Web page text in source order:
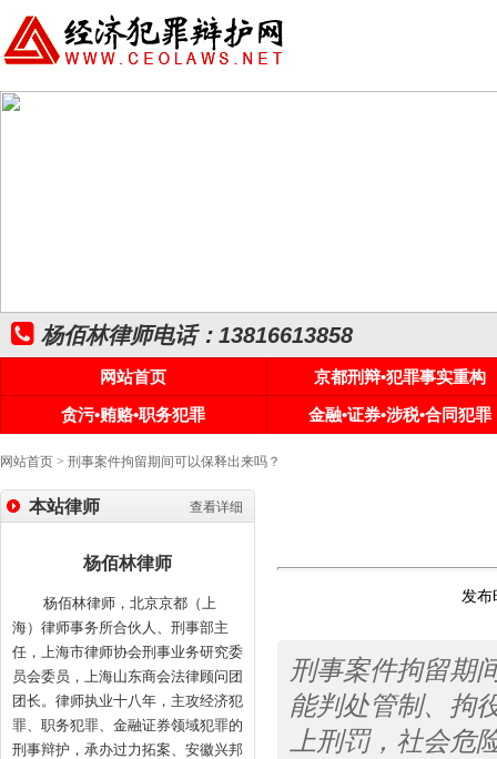
杨佰林律师电话：13816613858
网站首页
京都刑辩•犯罪事实重构
贪污•贿赂•职务犯罪
金融•证券•涉税•合同犯罪
网站首页 > 刑事案件拘留期间可以保释出来吗？
查看详细
本站律师
杨佰林律师
杨佰林律师，北京京都（上
海）律师事务所合伙人、刑事部主
任，上海市律师协会刑事业务研究委
员会委员，上海山东商会法律顾问团
团长。律师执业十八年，主攻经济犯
罪、职务犯罪、金融证券领域犯罪的
刑事辩护，承办过力拓案、安徽兴邦
发
刑事案件拘留期
能判处管制、拘
上刑罚，社会危